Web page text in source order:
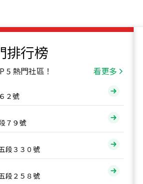
排行榜
5 熱門社區！ 看更多
２號
７９號
段３３０號
段２５８號